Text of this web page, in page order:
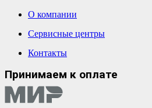
О компании
Сервисные центры
Контакты
Принимаем к оплате